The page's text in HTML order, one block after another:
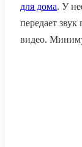
для дома. У
передает
видео.